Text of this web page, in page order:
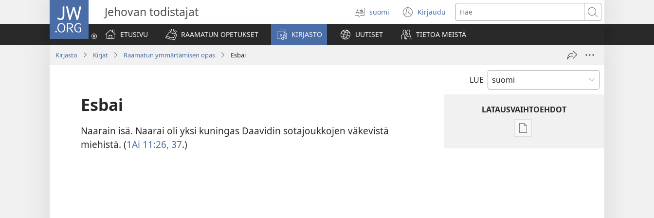
JW.ORG Jehovan todistajat
Valitse
kieli
suomi Kirjaudu
(avaa
uuden
ikkunan)
Hae
ETUSIVU
RAAMATUN OPETUKSET KIRJASTO UUTISET TIETOA MEISTÄ
Kirjasto Kirjat Raamatun ymmärtämisen opas Esbai
LUE
Esbai
Naarain isä. Naarai oli yksi kuningas Daavidin sotajoukkojen väkevistä
miehistä. (1Ai 11:26, 37.)
LATAUSVAIHTOEHDOT
Julkaisujen